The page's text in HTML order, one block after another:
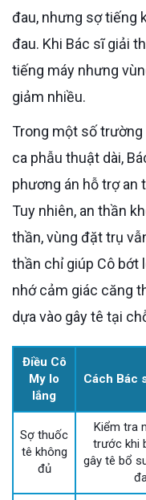
đau, nhưng sợ tiếng
đau. Khi Bác sĩ giải
tiếng máy nhưng
giảm nhiều.
Trong một số trường hợp bệnh nhân quá lo lắng hoặc
ca phẫu thuật dài,
phương án hỗ trợ an
Tuy nhiên, an thần
thần, vùng đặt trụ
thần chỉ giúp Cô bớt
nhớ cảm giác căng
dựa vào gây tê tại
Điều Cô
My lo
lắng
Cách Bác
Sợ thuốc
tê không
đủ
Kiểm tra
trước khi
gây tê bổ